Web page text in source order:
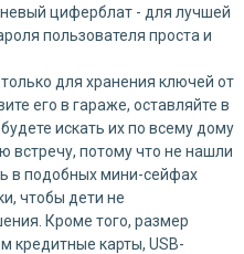
циферблат - для лучшей
пользователя проста и
для хранения ключей от
его в гараже, оставляйте в
искать их по всему дому
встречу, потому что не нашли
в подобных мини-сейфах
чтобы дети не
Кроме того, размер
кредитные карты, USB-